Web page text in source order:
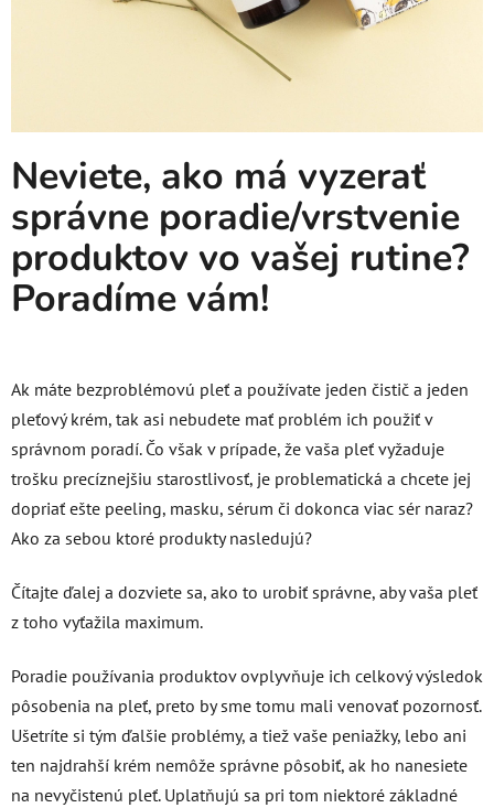
Neviete, ako má vyzerať
správne poradie/vrstvenie
produktov vo vašej rutine?
Poradíme vám!
Ak máte bezproblémovú pleť a používate jeden čistič a jeden
pleťový krém, tak asi nebudete mať problém ich použiť v
správnom poradí. Čo však v prípade, že vaša pleť vyžaduje
trošku precíznejšiu starostlivosť, je problematická a chcete jej
dopriať ešte peeling, masku, sérum či dokonca viac sér naraz?
Ako za sebou ktoré produkty nasledujú?
Čítajte ďalej a dozviete sa, ako to urobiť správne, aby vaša pleť
z toho vyťažila maximum.
Poradie používania produktov ovplyvňuje ich celkový výsledok
pôsobenia na pleť, preto by sme tomu mali venovať pozornosť.
Ušetríte si tým ďalšie problémy, a tiež vaše peniažky, lebo ani
ten najdrahší krém nemôže správne pôsobiť, ak ho nanesiete
na nevyčistenú pleť. Uplatňujú sa pri tom niektoré základné